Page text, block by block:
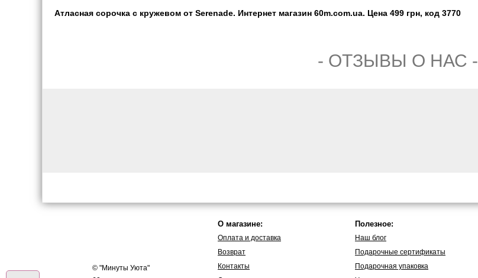
Атласная сорочка с кружевом от Serenade. Интернет магазин 60m.com.ua. Цена 499 грн, код 3770
- ОТЗЫВЫ О НАС -
© "Минуты Уюта"
О магазине:
Оплата и доставка
Возврат
Контакты
Полезное:
Наш блог
Подарочные сертификаты
Подарочная упаковка